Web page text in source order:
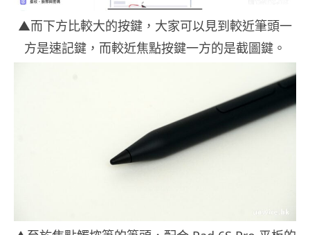
▲而下方比較大的按鍵，大家可以見到較近筆頭一
方是速記鍵，而較近焦點按鍵一方的是截圖鍵。